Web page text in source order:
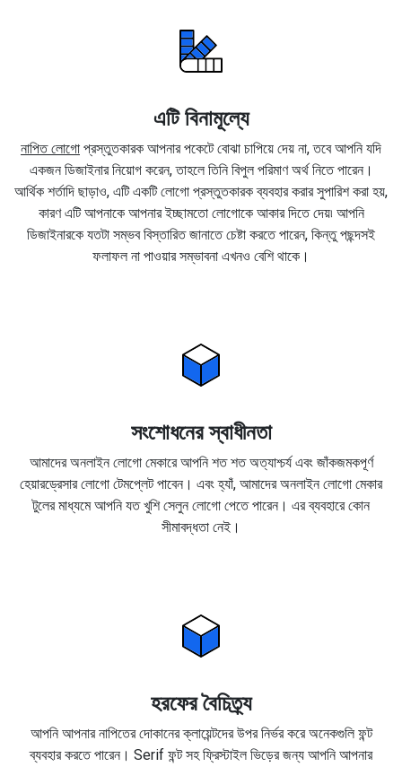
এটি বিনামূল্যে
নাপিত লোগো প্রস্তুতকারক আপনার পকেটে বোঝা চাপিয়ে দেয় না, তবে আপনি যদি
একজন ডিজাইনার নিয়োগ করেন, তাহলে তিনি বিপুল পরিমাণ অর্থ নিতে পারেন।
আর্থিক শর্তাদি ছাড়াও, এটি একটি লোগো প্রস্তুতকারক ব্যবহার করার সুপারিশ করা হয়,
কারণ এটি আপনাকে আপনার ইচ্ছামতো লোগোকে আকার দিতে দেয়৷ আপনি
ডিজাইনারকে যতটা সম্ভব বিস্তারিত জানাতে চেষ্টা করতে পারেন, কিন্তু পছন্দসই
ফলাফল না পাওয়ার সম্ভাবনা এখনও বেশি থাকে।
সংশোধনের স্বাধীনতা
আমাদের অনলাইন লোগো মেকারে আপনি শত শত অত্যাশ্চর্য এবং জাঁকজমকপূর্ণ
হেয়ারড্রেসার লোগো টেমপ্লেট পাবেন। এবং হ্যাঁ, আমাদের অনলাইন লোগো মেকার
টুলের মাধ্যমে আপনি যত খুশি সেলুন লোগো পেতে পারেন। এর ব্যবহারে কোন
সীমাবদ্ধতা নেই।
হরফের বৈচিত্র্য
আপনি আপনার নাপিতের দোকানের ক্লায়েন্টদের উপর নির্ভর করে অনেকগুলি ফন্ট
ব্যবহার করতে পারেন। Serif ফন্ট সহ ফ্রিস্টাইল ভিড়ের জন্য আপনি আপনার